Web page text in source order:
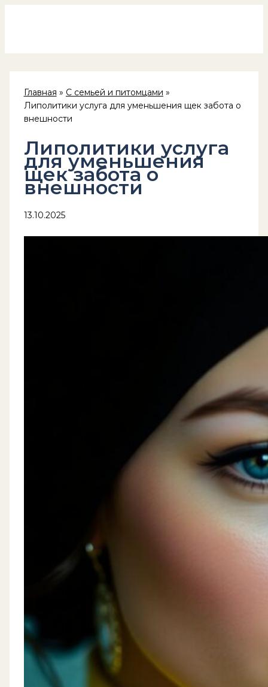
Главная
С семьей и питомцами
Липолитики услуга для уменьшения щек забота о
внешности
Липолитики услуга
для уменьшения
щек забота о
внешности
13.10.2025